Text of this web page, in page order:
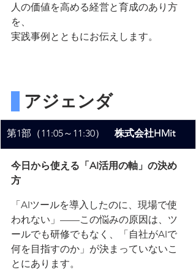
人の価値を高める経営と育成のあり方
を、
実践事例とともにお伝えします。
アジェンダ
第1部（11:05～11:30） 株式会社HMit
今日から使える「AI活用の軸」の決め
方
「AIツールを導入したのに、現場で使
われない」——この悩みの原因は、ツ
ールでも研修でもなく、「自社がAIで
何を目指すのか」が決まっていないこ
とにあります。